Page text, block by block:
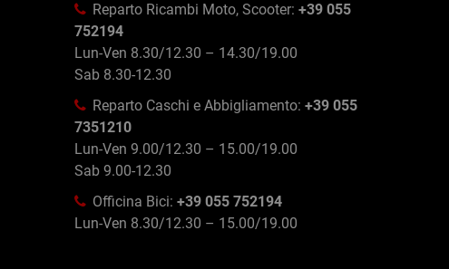
Reparto Ricambi Moto, Scooter: +39 055
752194
Lun-Ven 8.30/12.30 – 14.30/19.00
Sab 8.30-12.30
Reparto Caschi e Abbigliamento: +39 055
7351210
Lun-Ven 9.00/12.30 – 15.00/19.00
Sab 9.00-12.30
Officina Bici: +39 055 752194
Lun-Ven 8.30/12.30 – 15.00/19.00